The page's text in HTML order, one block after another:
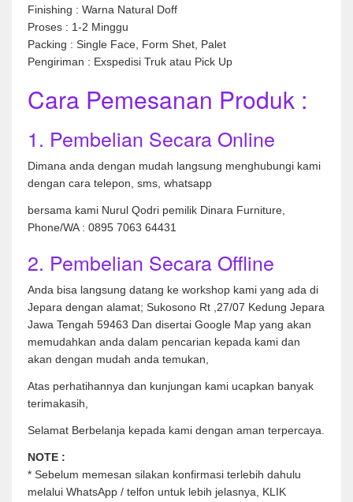
Finishing : Warna Natural Doff
Proses : 1-2 Minggu
Packing : Single Face, Form Shet, Palet
Pengiriman : Exspedisi Truk atau Pick Up
Cara Pemesanan Produk :
1. Pembelian Secara Online
Dimana anda dengan mudah langsung menghubungi kami
dengan cara telepon, sms, whatsapp
bersama kami Nurul Qodri pemilik Dinara Furniture,
Phone/WA : 0895 7063 64431
2. Pembelian Secara Offline
Anda bisa langsung datang ke workshop kami yang ada di
Jepara dengan alamat; Sukosono Rt ,27/07 Kedung Jepara
Jawa Tengah 59463 Dan disertai Google Map yang akan
memudahkan anda dalam pencarian kepada kami dan
akan dengan mudah anda temukan,
Atas perhatihannya dan kunjungan kami ucapkan banyak
terimakasih,
Selamat Berbelanja kepada kami dengan aman terpercaya.
NOTE :
* Sebelum memesan silakan konfirmasi terlebih dahulu
melalui WhatsApp / telfon untuk lebih jelasnya, KLIK